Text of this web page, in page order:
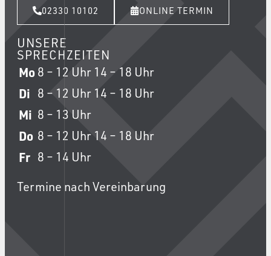
02330 10102 ONLINE TERMIN
UNSERE
SPRECHZEITEN
Mo 8 – 12 Uhr 14 – 18 Uhr
Di 8 – 12 Uhr 14 – 18 Uhr
Mi 8 – 13 Uhr
Do 8 – 12 Uhr 14 – 18 Uhr
Fr 8 – 14 Uhr
Termine nach Vereinbarung